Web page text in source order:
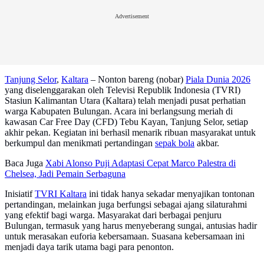
Advertisement
Tanjung Selor, Kaltara – Nonton bareng (nobar) Piala Dunia 2026
yang diselenggarakan oleh Televisi Republik Indonesia (TVRI)
Stasiun Kalimantan Utara (Kaltara) telah menjadi pusat perhatian
warga Kabupaten Bulungan. Acara ini berlangsung meriah di
kawasan Car Free Day (CFD) Tebu Kayan, Tanjung Selor, setiap
akhir pekan. Kegiatan ini berhasil menarik ribuan masyarakat untuk
berkumpul dan menikmati pertandingan sepak bola akbar.
Baca Juga Xabi Alonso Puji Adaptasi Cepat Marco Palestra di
Chelsea, Jadi Pemain Serbaguna
InisiatifTVRI Kaltara ini tidak hanya sekadar menyajikan tontonan
pertandingan, melainkan juga berfungsi sebagai ajang silaturahmi
yang efektif bagi warga. Masyarakat dari berbagai penjuru
Bulungan, termasuk yang harus menyeberang sungai, antusias hadir
untuk merasakan euforia kebersamaan. Suasana kebersamaan ini
menjadi daya tarik utama bagi para penonton.